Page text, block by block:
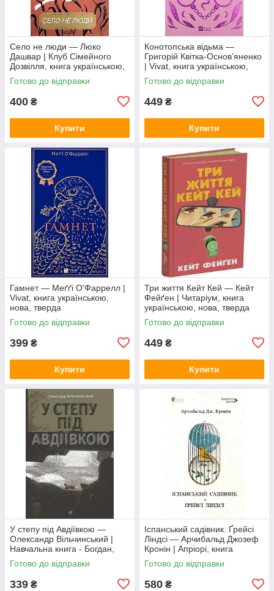
Село не люди — Люко
Дашвар | Клуб Сімейного
Дозвілля, книга українською,
нова, тверда
Готово до відправки
400 ₴
Купити
Конотопська відьма —
Григорій Квітка-Основ’яненко
| Vivat, книга українською,
нова, тверда
Готово до відправки
449 ₴
Купити
Гамнет — Меґґі О'Фаррелл |
Vivat, книга українською,
нова, тверда
Готово до відправки
399 ₴
Купити
Три життя Кейт Кей — Кейт
Фейґен | Читаріум, книга
українською, нова, тверда
Готово до відправки
449 ₴
Купити
У степу під Авдіївкою —
Олександр Вільчинський |
Навчальна книга - Богдан,
книга українською, нова,
тверда
Готово до відправки
339 ₴
Іспанський садівник. Ґрейсі
Ліндсі — Арчибальд Джозеф
Кронін | Апріорі, книга
українською, нова, тверда
Готово до відправки
580 ₴